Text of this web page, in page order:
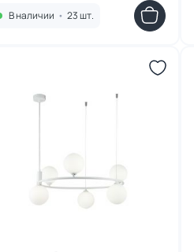
В наличии • 23 шт.